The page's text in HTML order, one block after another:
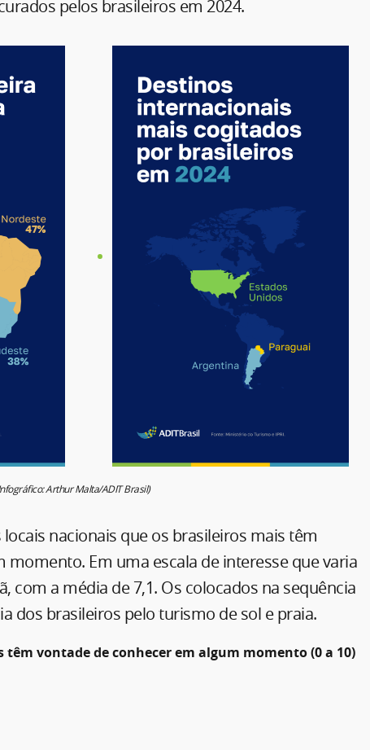
pelos brasileiros em 2024.
Arthur Malta/ADIT Brasil)
nacionais que os brasileiros mais têm
Em uma escala de interesse que varia
com a média de 7,1. Os colocados na sequência
dos brasileiros pelo turismo de sol e praia.
têm vontade de conhecer em algum momento (0 a 10)